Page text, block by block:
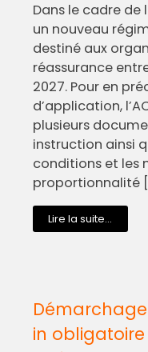
Dans le cadre de
un nouveau
destiné aux
réassurance
2027. Pour en
d’application,
plusieurs
instruction ainsi
conditions et les
proportionnalité
Lire la suite...
in obligatoire